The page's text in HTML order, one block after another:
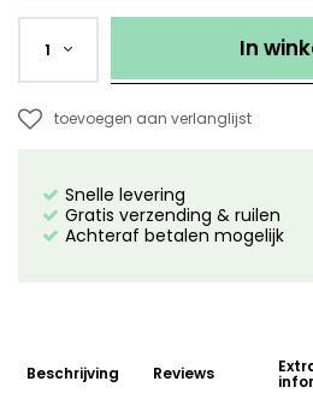
1 In
toevoegen aan verlanglijst
Snelle levering
Gratis verzending & ruilen
Achteraf betalen mogelijk
Beschrijving Reviews